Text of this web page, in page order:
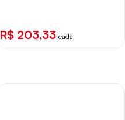
R$ 203,33 cada